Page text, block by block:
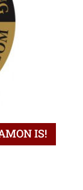
IS!